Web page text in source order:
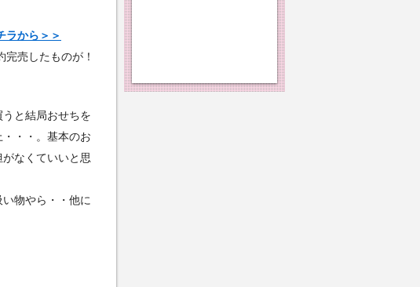
ラから＞＞
売したものが！
と結局おせちを
・・。基本のお
なくていいと思
物やら・・他に